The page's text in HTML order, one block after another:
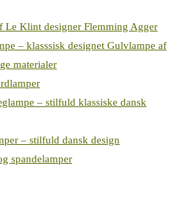
Le Klint designer Flemming Agger
– klasssisk designet Gulvlampe af
materialer
– stilfuld klassiske dansk
– stilfuld dansk design
spandelamper